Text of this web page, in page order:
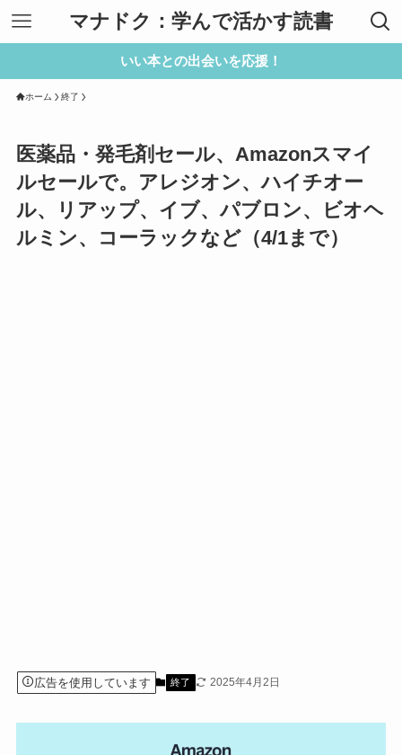
マナドク：学んで活かす読書
いい本との出会いを応援！
ホーム 終了
医薬品・発毛剤セール、Amazonスマイ
ルセールで。アレジオン、ハイチオー
ル、リアップ、イブ、パブロン、ビオヘ
ルミン、コーラックなど（4/1まで）
広告を使用しています 終了 2025年4月2日